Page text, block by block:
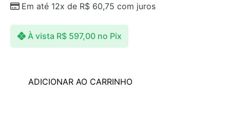
Em até 12x de R$ 60,75 com juros
À vista R$597,00 no Pix
ADICIONAR AO CARRINHO